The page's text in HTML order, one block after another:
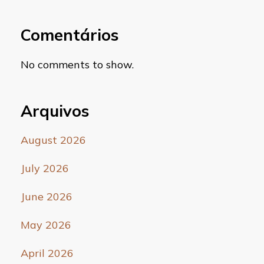
Comentários
No comments to show.
Arquivos
August 2026
July 2026
June 2026
May 2026
April 2026